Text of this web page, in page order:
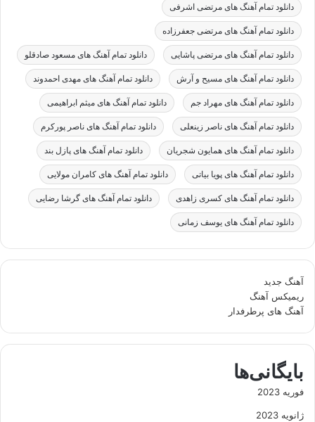
دانلود تمام آهنگ های مرتضی اشرفی
دانلود تمام آهنگ های مرتضی جعفرزاده
دانلود تمام آهنگ های مرتضی پاشایی دانلود تمام آهنگ های مسعود صادقلو
دانلود تمام آهنگ های مسیح و آرش دانلود تمام آهنگ های مهدی احمدوند
دانلود تمام آهنگ های مهراد جم دانلود تمام آهنگ های میثم ابراهیمی
دانلود تمام آهنگ های ناصر زینعلی دانلود تمام آهنگ های ناصر پورکرم
دانلود تمام آهنگ های همایون شجریان دانلود تمام آهنگ های پازل بند
دانلود تمام آهنگ های پویا بیاتی دانلود تمام آهنگ های کامران مولایی
دانلود تمام آهنگ های کسری زاهدی دانلود تمام آهنگ های گرشا رضایی
دانلود تمام آهنگ های یوسف زمانی
آهنگ جدید
ریمیکس آهنگ
آهنگ های پرطرفدار
بایگانی‌ها
فوریه 2023
ژانویه 2023